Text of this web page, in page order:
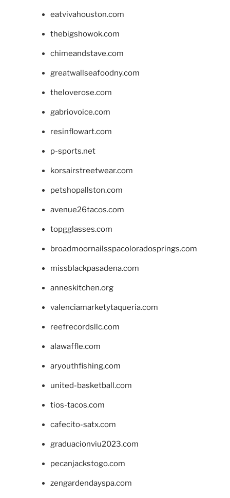
eatvivahouston.com
thebigshowok.com
chimeandstave.com
greatwallseafoodny.com
theloverose.com
gabriovoice.com
resinflowart.com
p-sports.net
korsairstreetwear.com
petshopallston.com
avenue26tacos.com
topgglasses.com
broadmoornailsspacoloradosprings.com
missblackpasadena.com
anneskitchen.org
valenciamarketytaqueria.com
reefrecordsllc.com
alawaffle.com
aryouthfishing.com
united-basketball.com
tios-tacos.com
cafecito-satx.com
graduacionviu2023.com
pecanjackstogo.com
zengardendayspa.com